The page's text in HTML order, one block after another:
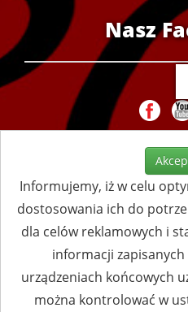
Nasz
Informujemy, iż w celu
dostosowania ich do
dla celów reklamowych i
informacji
urządzeniach końcowych
można kontrolować w